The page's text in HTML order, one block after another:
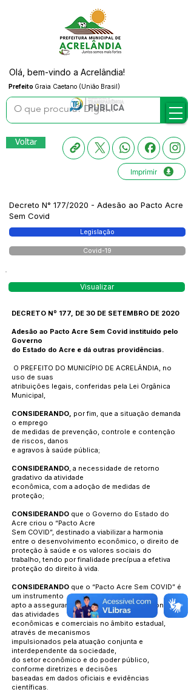
Prefeito Graia Caetano (União Brasil)
Olá, bem-vindo a Acrelândia!
Voltar
Imprimir
Decreto N° 177/2020 - Adesão ao Pacto Acre
Sem Covid
Legislação
Covid-19
Visualizar
DECRETO Nº 177, DE 30 DE SETEMBRO DE 2020
Adesão ao Pacto Acre Sem Covid instituído pelo
Governo
do Estado do Acre e dá outras providências.
O PREFEITO DO MUNICÍPIO DE ACRELÂNDIA, no
uso de suas
atribuições legais, conferidas pela Lei Orgânica
Municipal,
CONSIDERANDO, por fim, que a situação demanda
o emprego
de medidas de prevenção, controle e contenção
de riscos, danos
e agravos à saúde pública;
CONSIDERANDO, a necessidade de retorno
gradativo da atividade
econômica, com a adoção de medidas de
proteção;
CONSIDERANDO que o Governo do Estado do
Acre criou o “Pacto Acre
Sem COVID”, destinado a viabilizar a harmonia
entre o desenvolvimento econômico, o direito de
proteção à saúde e os valores sociais do
trabalho, tendo por finalidade precípua a efetiva
proteção do direito à vida.
CONSIDERANDO que o “Pacto Acre Sem COVID” é
um instrumento
apto a assegurar a retomada gradual e responsável
das atividades
econômicas e comerciais no âmbito estadual,
através de mecanismos
impulsionados pela atuação conjunta e
interdependente da sociedade,
do setor econômico e do poder público,
conforme diretrizes e decisões
baseadas em dados oficiais e evidências
científicas.